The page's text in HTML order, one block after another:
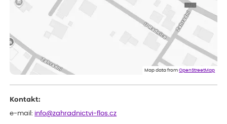
Miroslava
ověřený nákup
Rostliny byly v pořádku, dobře zabalené, celková spokojenost.
Doporučuji :). Spokojenost, stromky v pěkném stavu. Jediné, co
my chybělo, bylo komunikování nedostupného zboží před
Map data fromOpenStreetMap
Kontakt:
e-mail: info@zahradnictvi-flos.cz